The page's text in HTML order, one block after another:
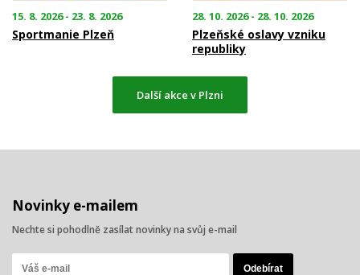
15. 8. 2026 - 23. 8. 2026
Sportmanie Plzeň
28. 10. 2026 - 28. 10. 2026
Plzeňské oslavy vzniku
republiky
Další akce v Plzni
Novinky e-mailem
Nechte si pohodlně zasílat novinky na svůj e-mail